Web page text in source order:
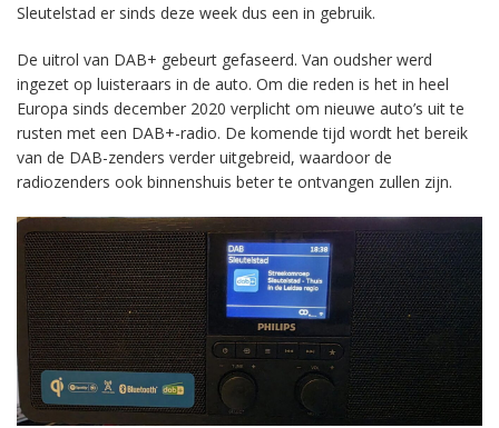
Sleutelstad er sinds deze week dus een in gebruik.
De uitrol van DAB+ gebeurt gefaseerd. Van oudsher werd
ingezet op luisteraars in de auto. Om die reden is het in heel
Europa sinds december 2020 verplicht om nieuwe auto’s uit te
rusten met een DAB+-radio. De komende tijd wordt het bereik
van de DAB-zenders verder uitgebreid, waardoor de
radiozenders ook binnenshuis beter te ontvangen zullen zijn.